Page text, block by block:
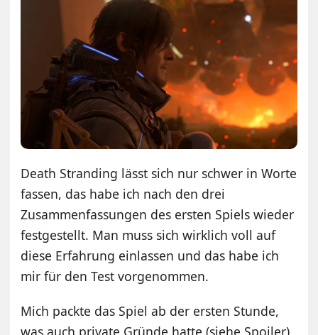
Death Stranding lässt sich nur schwer in Worte
fassen, das habe ich nach den drei
Zusammenfassungen des ersten Spiels wieder
festgestellt. Man muss sich wirklich voll auf
diese Erfahrung einlassen und das habe ich
mir für den Test vorgenommen.
Mich packte das Spiel ab der ersten Stunde,